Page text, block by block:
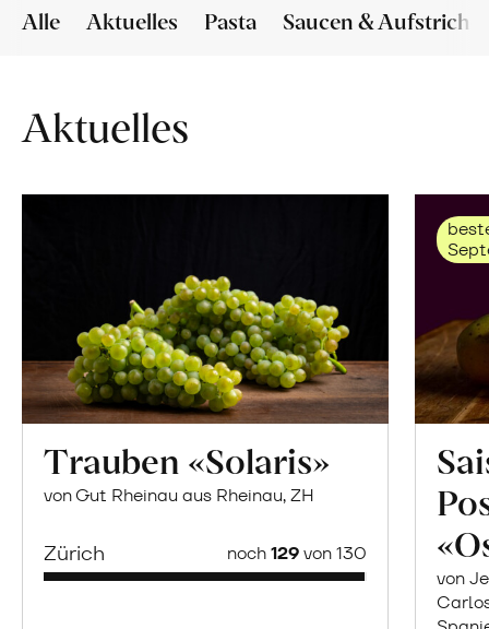
Alle Aktuelles Pasta Saucen & Aufstriche
Aktuelles
Trauben «Solaris»
von Gut Rheinau aus Rheinau, ZH
Zürich noch129von 130
von